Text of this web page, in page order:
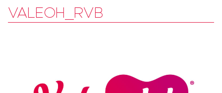
VALEOH_RVB